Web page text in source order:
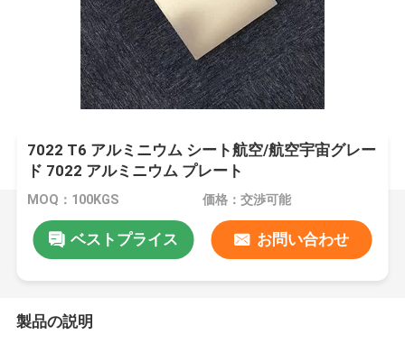
7022 T6 アルミニウム シート航空/航空宇宙グレー
ド 7022 アルミニウム プレート
MOQ：100KGS 価格：交渉可能
ベストプライス お問い合わせ
製品の説明